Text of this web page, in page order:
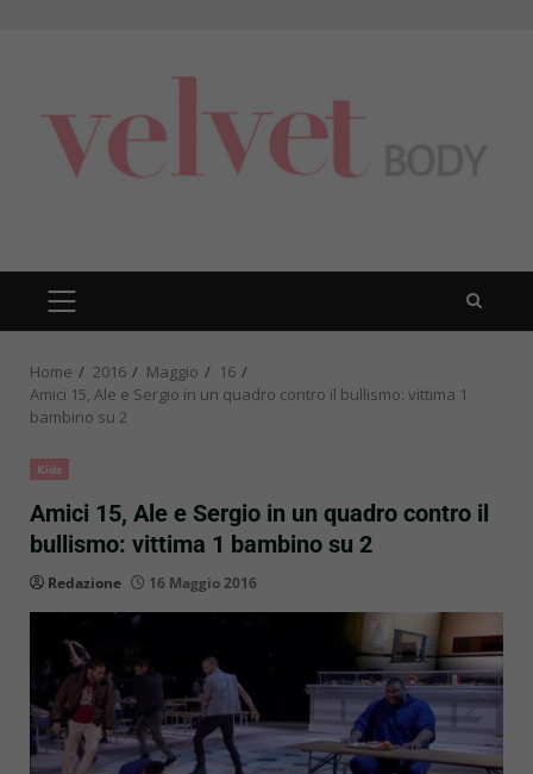
PRIMARY
MENU
Home 2016 Maggio
16
Amici 15, Ale e Sergio in un quadro contro il bullismo: vittima 1
bambino su 2
Kids
Amici 15, Ale e Sergio in un quadro contro il
bullismo: vittima 1 bambino su 2
Redazione 16 Maggio 2016